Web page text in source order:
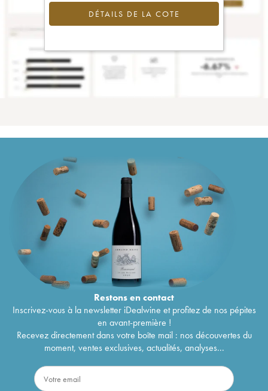
DÉTAILS DE LA COTE
Restons encontact
Inscrivez-vous à la newsletter iDealwine et profitez de nos pépites
en avant-première !
Recevez directement dans votre boîte mail : nos découvertes du
moment, ventes exclusives, actualités, analyses...